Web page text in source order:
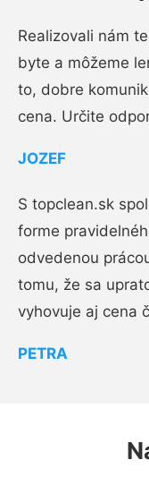
Realizovali nám
byte a môžeme
to, dobre
cena. Určite
JOZEF
S topclean.sk
forme
odvedenou
tomu, že sa
vyhovuje aj cena
PETRA